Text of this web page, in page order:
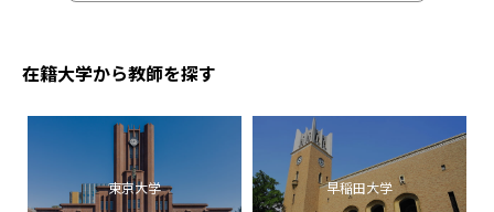
在籍大学から教師を探す
東京大学 早稲田大学